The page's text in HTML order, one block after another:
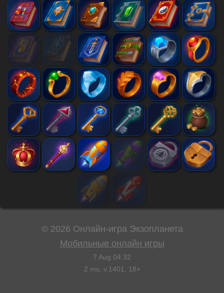
© 2026 Онлайн-игра Экзопланета
Мобильные онлайн игры
7 Aug 04:32
2 ms, v. 1401 , 18+